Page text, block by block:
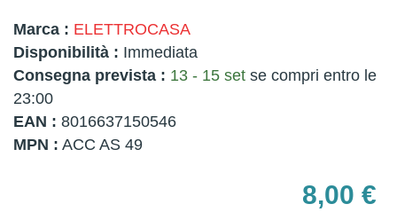
Marca : ELETTROCASA
Disponibilità : Immediata
Consegna prevista : 13 - 15 set se compri entro le
23:00
EAN : 8016637150546
MPN : ACC AS 49
8,00 €